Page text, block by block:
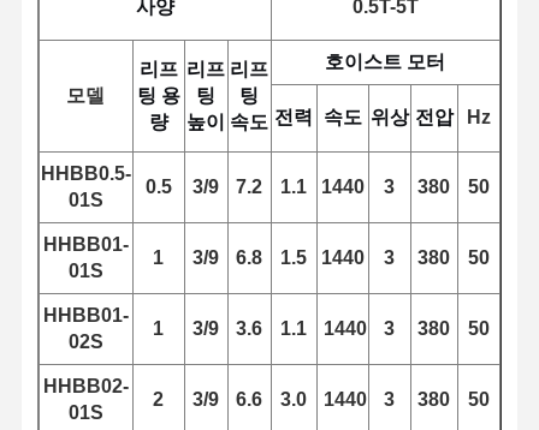
기어 모터 및 브레이크
감아 올리기
수송 설비
리프팅 장치
크레인 용품
사양 0.5T-5T
모델
리프
팅 용
량
리프
팅
높이
리프
팅
속도
호이스트 모터
전력 속도 위상 전압 Hz
HHBB0.5-
01S
0.5 3/9 7.2 1.1 1440 3 380 50
HHBB01-
01S
1 3/9 6.8 1.5 1440 3 380 50
HHBB01-
02S
1 3/9 3.6 1.1 1440 3 380 50
HHBB02-
01S
2 3/9 6.6 3.0 1440 3 380 50